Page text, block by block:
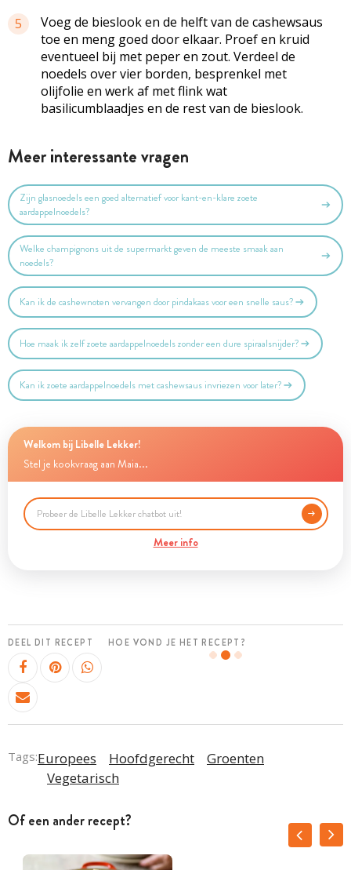
5
Voeg de bieslook en de helft van de cashewsaus
toe en meng goed door elkaar. Proef en kruid
eventueel bij met peper en zout. Verdeel de
noedels over vier borden, besprenkel met
olijfolie en werk af met flink wat
basilicumblaadjes en de rest van de bieslook.
Meer interessante vragen
Zijn glasnoedels een goed alternatief voor kant-en-klare zoete
aardappelnoedels?
Welke champignons uit de supermarkt geven de meeste smaak aan
noedels?
Kan ik de cashewnoten vervangen door pindakaas voor een snelle saus?
Hoe maak ik zelf zoete aardappelnoedels zonder een dure spiraalsnijder?
Kan ik zoete aardappelnoedels met cashewsaus invriezen voor later?
Welkom bij Libelle Lekker!
Stel je kookvraag aan Maia...
Meer info
DEEL DIT RECEPT HOE VOND JE HET RECEPT?
Tags:Europees Hoofdgerecht
Groenten
Vegetarisch
Of een ander recept?